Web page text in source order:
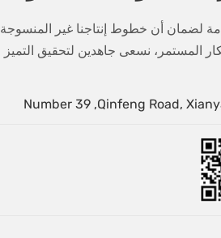
لضمان أن خطوط إنتاجنا غير المنسوجة
المستمر، نسعى جاهدين لتحقيق التميز
Number 39 ,Qinfeng Road,